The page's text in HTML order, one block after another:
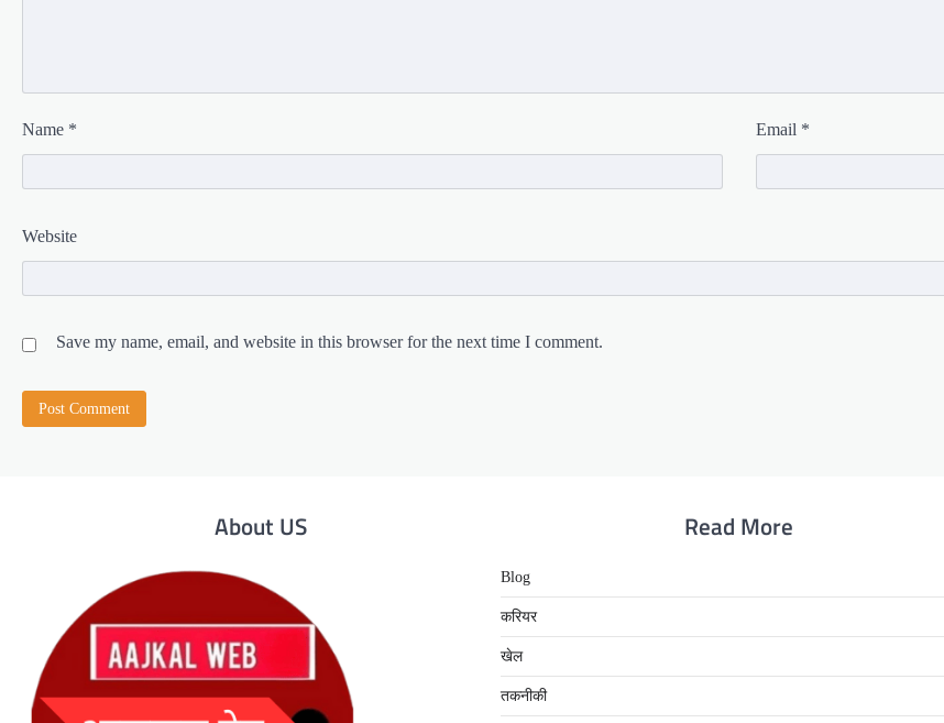
Name * Email *
Website
Save my name, email, and website in this browser for the next time I comment.
About US Read More
Blog
करियर
खेल
तकनीकी